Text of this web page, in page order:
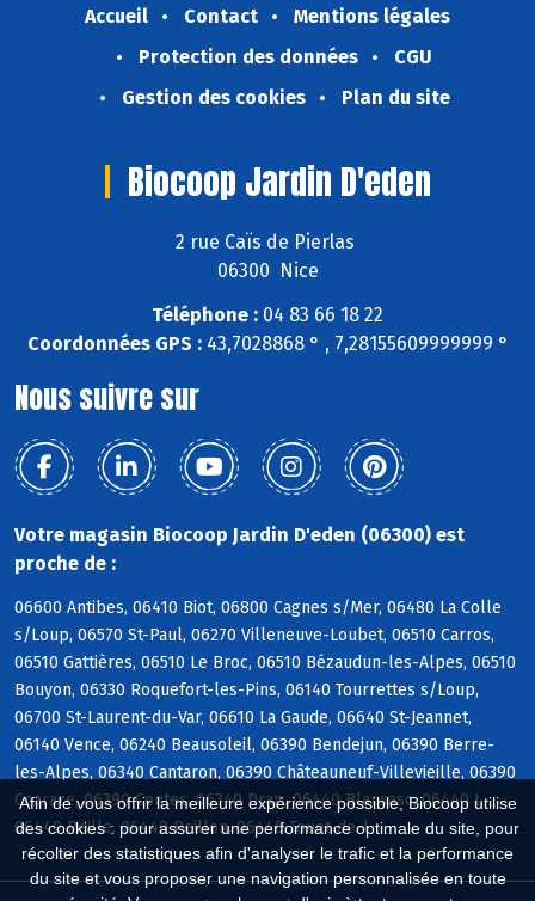
Afin de vous offrir la meilleure expérience possible, Biocoop utilise
des cookies : pour assurer une performance optimale du site, pour
récolter des statistiques afin d'analyser le trafic et la performance
du site et vous proposer une navigation personnalisée en toute
Accueil Contact
Mentions légales
Protection des données
CGU
Gestion des cookies
Plan du site
Biocoop Jardin D'eden
2 rue Caïs de Pierlas
06300 Nice
Téléphone : 04 83 66 18 22
Coordonnées GPS :43,7028868 ° , 7,28155609999999 °
Nous suivre sur
Votre magasin Biocoop Jardin D'eden (06300) est
proche de :
06600 Antibes, 06410 Biot, 06800 Cagnes s/Mer, 06480 La Colle
s/Loup, 06570 St-Paul, 06270 Villeneuve-Loubet, 06510 Carros,
06510 Gattières, 06510 Le Broc, 06510 Bézaudun-les-Alpes, 06510
Bouyon, 06330 Roquefort-les-Pins, 06140 Tourrettes s/Loup,
06700 St-Laurent-du-Var, 06610 La Gaude, 06640 St-Jeannet,
06140 Vence, 06240 Beausoleil, 06390 Bendejun, 06390 Berre-
les-Alpes, 06340 Cantaron, 06390 Châteauneuf-Villevieille, 06390
Coaraze, 06390 Contes, 06340 Drap, 06440 Blausasc, 06440 L,
06440 Peille, 06440 Peillon, 06440 Touët-de-l